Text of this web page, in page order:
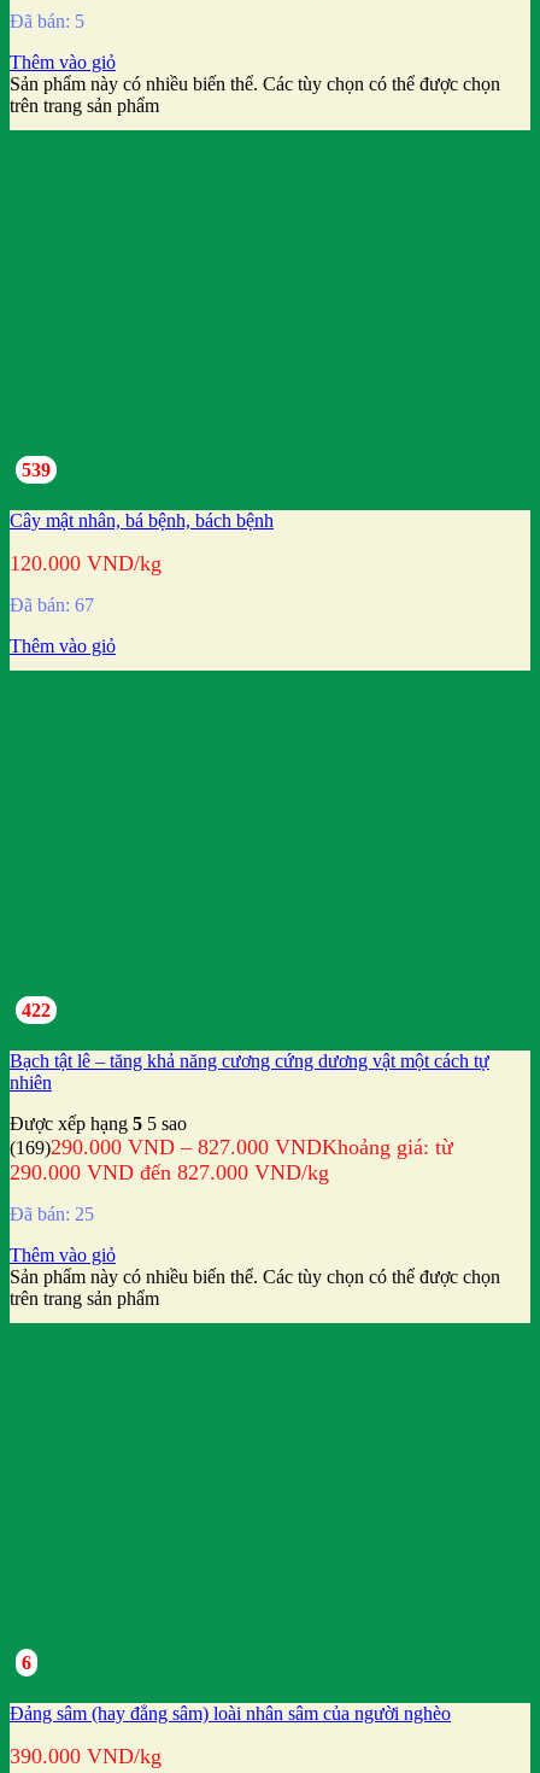
Đã bán: 5
Thêm vào giỏ
Sản phẩm này có nhiều biến thể. Các tùy chọn có thể được chọn
trên trang sản phẩm
539
Cây mật nhân, bá bệnh, bách bệnh
120.000 VND/kg
Đã bán: 67
Thêm vào giỏ
422
Bạch tật lê – tăng khả năng cương cứng dương vật một cách tự
nhiên
Được xếp hạng 5 5 sao
(169)290.000 VND – 827.000 VNDKhoảng giá: từ
290.000 VND đến 827.000 VND/kg
Đã bán: 25
Thêm vào giỏ
Sản phẩm này có nhiều biến thể. Các tùy chọn có thể được chọn
trên trang sản phẩm
6
Đảng sâm (hay đẳng sâm) loài nhân sâm của người nghèo
390.000 VND/kg